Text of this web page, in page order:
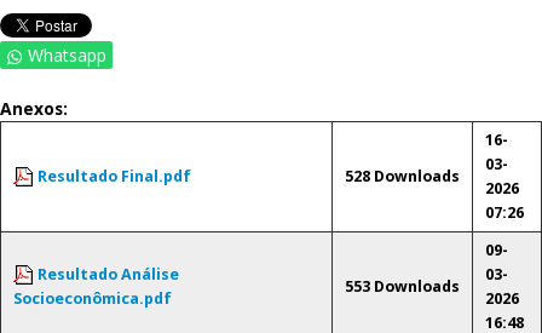
Whatsapp
Anexos:
Resultado Final.pdf 528 Downloads
16-
03-
2026
07:26
Resultado Análise
Socioeconômica.pdf
553 Downloads
09-
03-
2026
16:48